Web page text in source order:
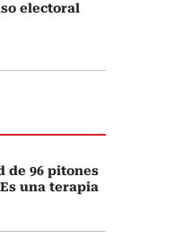
electoral
de 96 pitones
una terapia